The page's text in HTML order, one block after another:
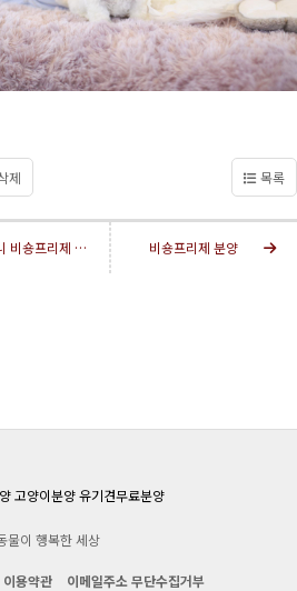
제 목록
미니 비숑프리제 분양 비숑프리제 분양
물이 행복한 세상
이용약관 이메일주소 무단수집거부